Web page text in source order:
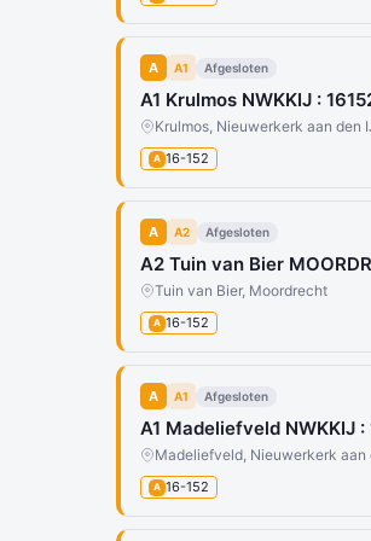
A A1 Afgesloten
A1 Krulmos NWKKIJ :
Krulmos, Nieuwerkerk aan den
A 16-152
A A2 Afgesloten
A2 Tuin van Bier
Tuin van Bier, Moordrecht
A 16-152
A A1 Afgesloten
A1 Madeliefveld NWKKIJ :
Madeliefveld, Nieuwerkerk aan
A 16-152